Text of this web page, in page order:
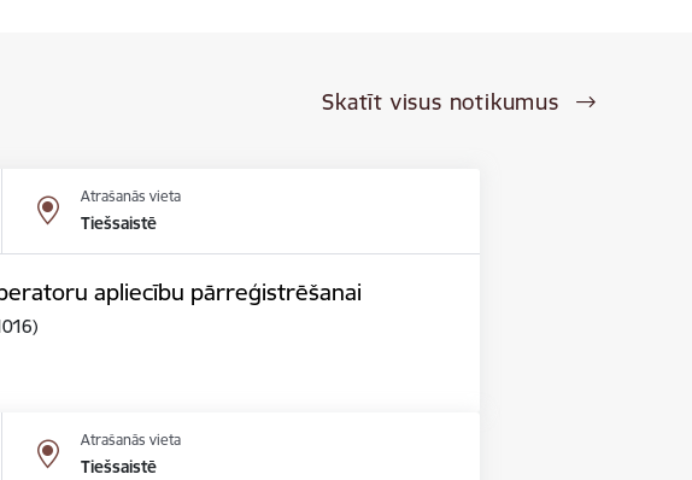
Skatīt visus notikumus
Atrašanās vieta
Tiešsaistē
apliecību pārreģistrēšanai
Atrašanās vieta
Tiešsaistē